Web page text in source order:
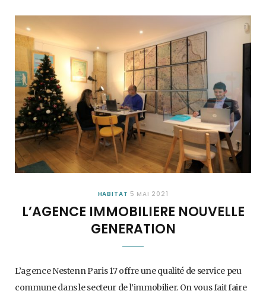
HABITAT 5 MAI 2021
L’AGENCE IMMOBILIERE NOUVELLE
GENERATION
L’agence Nestenn Paris 17 offre une qualité de service peu
commune dans le secteur de l’immobilier. On vous fait faire